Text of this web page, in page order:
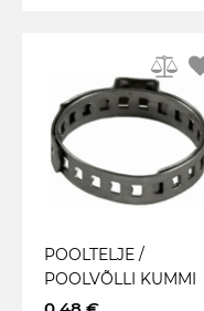
POOLTELJE /
POOLVÕLLI KUMMI
KLAMBER 15-45MM